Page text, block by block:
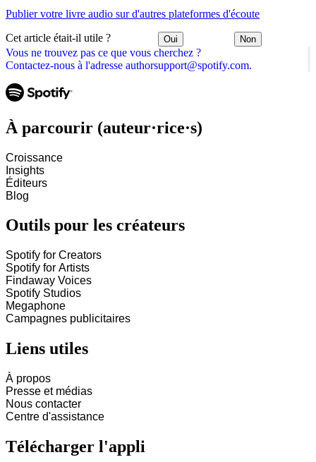
Vous ne trouvez pas ce que vous cherchez ?
Contactez-nous à l'adresse authorsupport@spotify.com.
Publier votre livre audio sur d'autres plateformes d'écoute
Cet article était-il utile ? Oui Non
À parcourir (auteur·rice·s)
Croissance
Insights
Éditeurs
Blog
Outils pour les créateurs
Spotify for Creators
Spotify for Artists
Findaway Voices
Spotify Studios
Megaphone
Campagnes publicitaires
Liens utiles
À propos
Presse et médias
Nous contacter
Centre d'assistance
Télécharger l'appli